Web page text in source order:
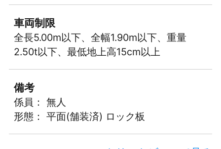
車両制限
全長5.00m以下、全幅1.90m以下、重量
2.50t以下、最低地上高15cm以上
備考
係員： 無人
形態： 平面(舗装済) ロック板